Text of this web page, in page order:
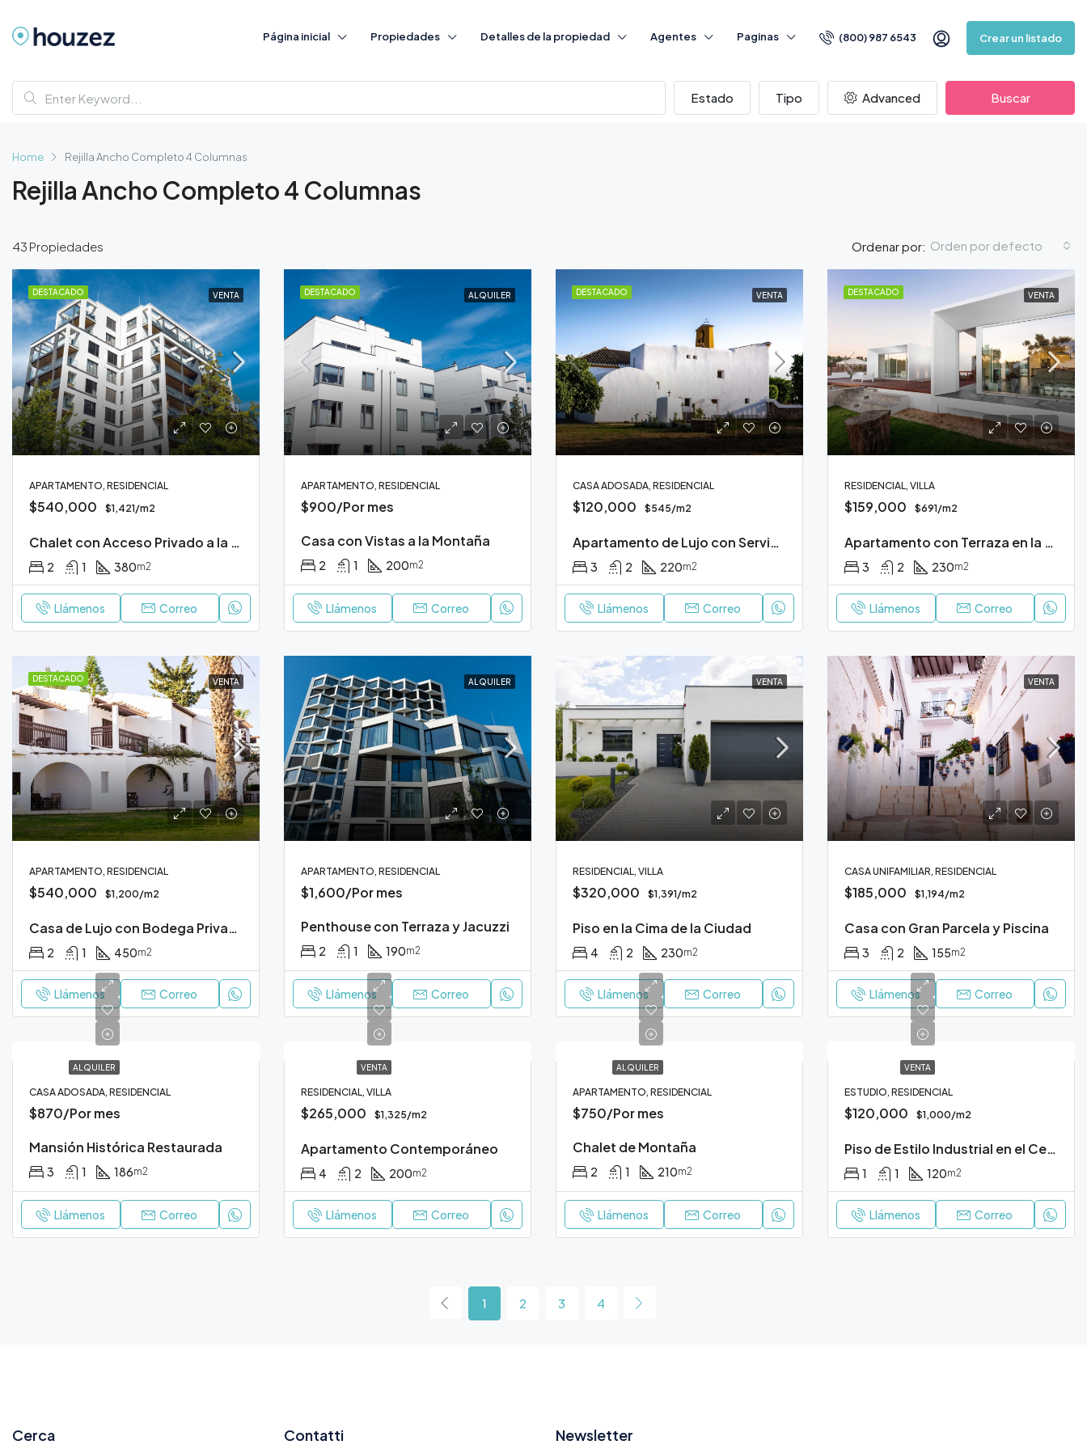
Página inicial Propiedades Detalles de la propiedad Agentes Paginas (800) 987 6543 Crear un listado
Estado Tipo Advanced Buscar
Home Rejilla Ancho Completo 4 Columnas
Rejilla Ancho Completo 4 Columnas
43 Propiedades Ordenar por: Orden por defecto
DESTACADO VENTA
APARTAMENTO, RESIDENCIAL
$540,000 $1,421/m2
Chalet con Acceso Privado a la Playa
2 1 380m2
Llámenos Correo
DESTACADO ALQUILER
APARTAMENTO, RESIDENCIAL
$900/Por mes
Casa con Vistas a la Montaña
2 1 200m2
Llámenos Correo
DESTACADO VENTA
CASA ADOSADA, RESIDENCIAL
$120,000 $545/m2
Apartamento de Lujo con Servicios Premium
3 2 220m2
Llámenos Correo
DESTACADO VENTA
RESIDENCIAL, VILLA
$159,000 $691/m2
Apartamento con Terraza en la Azotea
3 2 230m2
Llámenos Correo
DESTACADO VENTA
APARTAMENTO, RESIDENCIAL
$540,000 $1,200/m2
Casa de Lujo con Bodega Privada
2 1 450m2
Llámenos Correo
ALQUILER
APARTAMENTO, RESIDENCIAL
$1,600/Por mes
Penthouse con Terraza y Jacuzzi
2 1 190m2
Llámenos Correo
VENTA
RESIDENCIAL, VILLA
$320,000 $1,391/m2
Piso en la Cima de la Ciudad
4 2 230m2
Llámenos Correo
VENTA
CASA UNIFAMILIAR, RESIDENCIAL
$185,000 $1,194/m2
Casa con Gran Parcela y Piscina
3 2 155m2
Llámenos Correo
ALQUILER
CASA ADOSADA, RESIDENCIAL
$870/Por mes
Mansión Histórica Restaurada
3 1 186m2
Llámenos Correo
VENTA
RESIDENCIAL, VILLA
$265,000 $1,325/m2
Apartamento Contemporáneo
4 2 200m2
Llámenos Correo
ALQUILER
APARTAMENTO, RESIDENCIAL
$750/Por mes
Chalet de Montaña
2 1 210m2
Llámenos Correo
VENTA
ESTUDIO, RESIDENCIAL
$120,000 $1,000/m2
Piso de Estilo Industrial en el Centro
1 1 120m2
Llámenos Correo
1 2 3 4
Cerca Contatti Newsletter